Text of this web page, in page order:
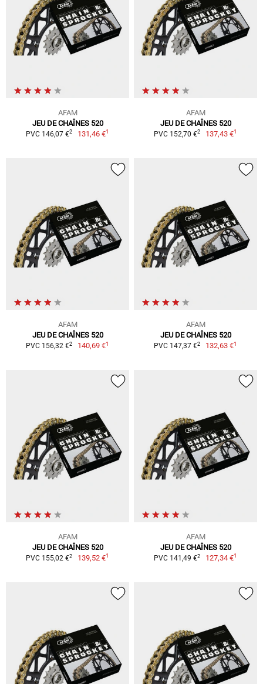
AFAM
JEU DE CHAÎNES 520
PVC 146,07 €2 131,46 €1
AFAM
JEU DE CHAÎNES 520
PVC 152,70 €2 137,43 €1
AFAM
JEU DE CHAÎNES 520
PVC 156,32 €2 140,69 €1
AFAM
JEU DE CHAÎNES 520
PVC 147,37 €2 132,63 €1
AFAM
JEU DE CHAÎNES 520
PVC 155,02 €2 139,52 €1
AFAM
JEU DE CHAÎNES 520
PVC 141,49 €2 127,34 €1